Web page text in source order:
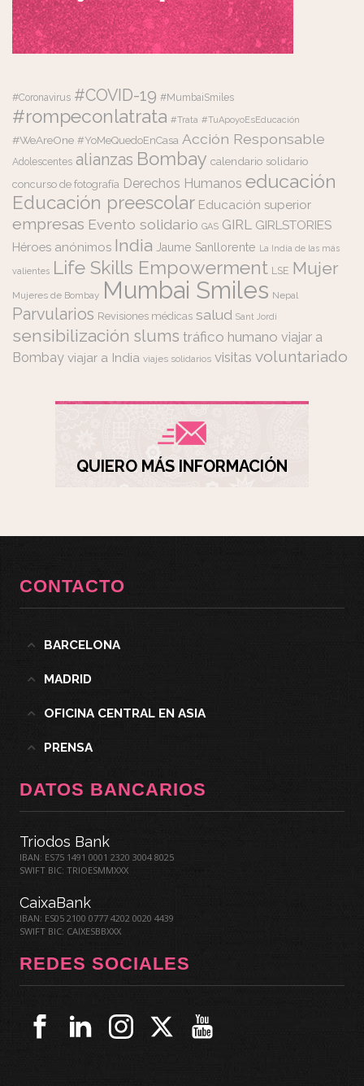
#Coronavirus #COVID-19 #MumbaiSmiles
#rompeconlatrata #Trata #TuApoyoEsEducación
#WeAreOne #YoMeQuedoEnCasa Acción Responsable
Adolescentes alianzas Bombay calendario solidario
concurso de fotografía Derechos Humanos educación
Educación preescolar Educación superior
empresas Evento solidario GAS GIRL GIRLSTORIES
Héroes anónimos India Jaume Sanllorente La India de las más
valientes Life Skills Empowerment LSE Mujer
Mujeres de Bombay Mumbai Smiles Nepal
Parvularios Revisiones médicas salud Sant Jordi
sensibilización slums tráfico humano viajar a
Bombay viajar a India viajes solidarios visitas voluntariado
QUIERO MÁS INFORMACIÓN
CONTACTO
BARCELONA
MADRID
OFICINA CENTRAL EN ASIA
PRENSA
DATOS BANCARIOS
Triodos Bank
IBAN: ES75 1491 0001 2320 3004 8025
SWIFT BIC: TRIOESMMXXX
CaixaBank
IBAN: ES05 2100 0777 4202 0020 4439
SWIFT BIC: CAIXESBBXXX
REDES SOCIALES